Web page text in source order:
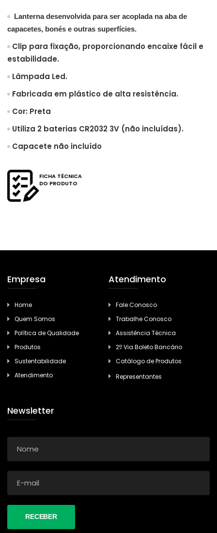
Lanterna desenvolvida para ser acoplada na aba de
capacetes, bonés e outras superfícies.
Clip para fixação, proporcionando encaixe fácil e
estabilidade.
Lâmpada Led.
Fabricada em plástico de alta resistência.
Cor: Preta
Utiliza 2 baterias CR2032 3V (não incluídas).
Capacete não incluído
FICHA TÉCNICA
DO PRODUTO
Empresa
Home
Quem Somos
Política de Qualidade
Produtos
Sustentabilidade
Atendimento
Atendimento
Fale Conosco
Trabalhe Conosco
Assistência Técnica
2ª Via Boleto Bancário
Catálogo de Produtos
Representantes
Newsletter